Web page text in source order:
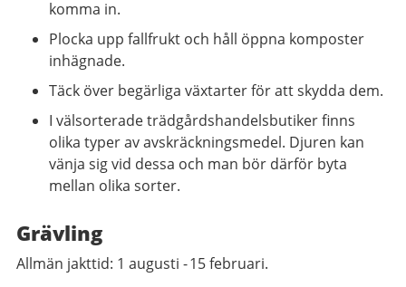
komma in.
Plocka upp fallfrukt och håll öppna komposter
inhägnade.
Täck över begärliga växtarter för att skydda dem.
I välsorterade trädgårdshandelsbutiker finns
olika typer av avskräckningsmedel. Djuren kan
vänja sig vid dessa och man bör därför byta
mellan olika sorter.
Grävling
Allmän jakttid: 1 augusti - 15 februari.